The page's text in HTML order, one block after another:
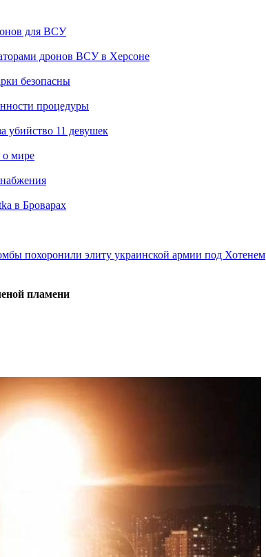
для ВСУ
дронов ВСУ в Херсоне
безопасны
процедуры
убийство 11 девушек
о мире
в Броварах
похоронили элиту украинской армии под Хотенем
пламени